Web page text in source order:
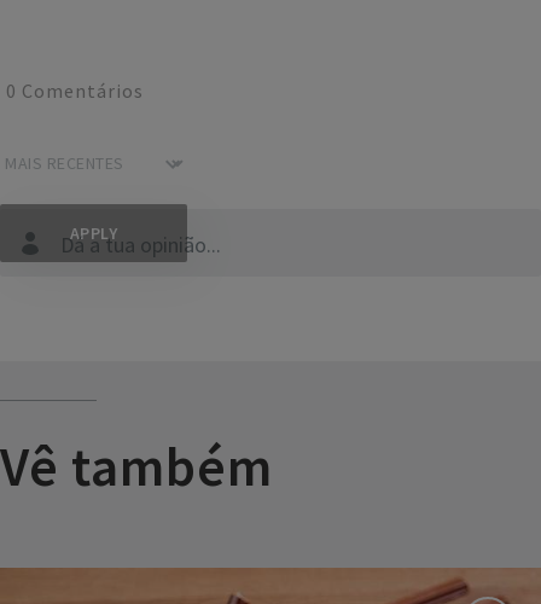
Dá a tua opinião...
0 Comentários
Vê também